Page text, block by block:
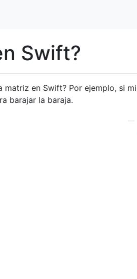
Swift?
en Swift? Por ejemplo, si mi
barajar la baraja.